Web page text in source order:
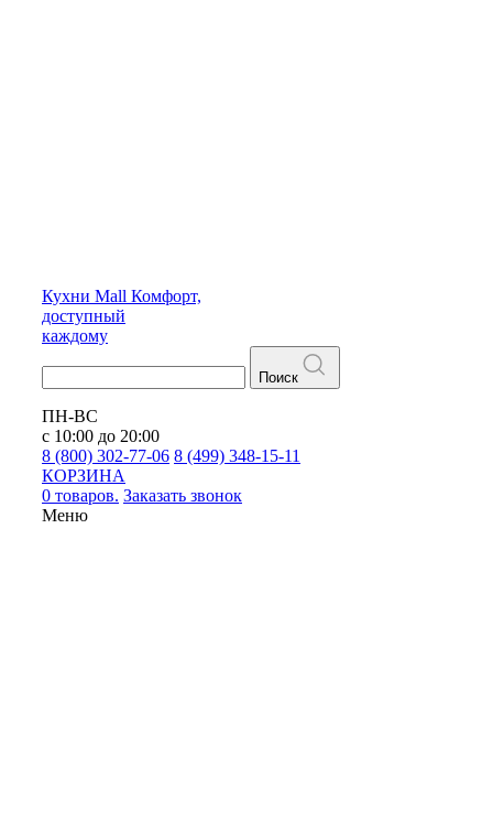
Кухни Mall Комфорт,
доступный
каждому
Поиск
ПН-ВС
с 10:00 до 20:00
8 (800) 302-77-06 8 (499) 348-15-11
КОРЗИНА
0 товаров. Заказать звонок
Меню